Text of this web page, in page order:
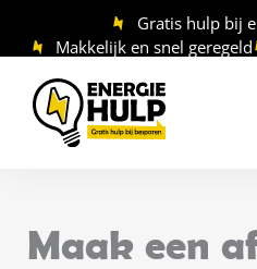
naar
de
inhoud
Gratis hulp bij
Makkelijk en snel geregeld
Maak een